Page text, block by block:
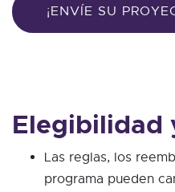
¡ENVÍE SU
Elegibilidad
Las reglas, los
programa pueden